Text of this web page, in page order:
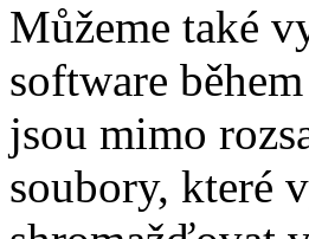
Můžeme také
software
jsou mimo
soubory, které